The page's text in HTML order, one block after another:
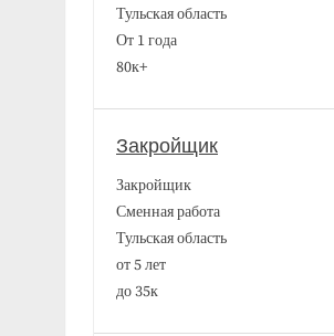
Тульская область
От 1 года
80к+
Закройщик
Закройщик
Сменная работа
Тульская область
от 5 лет
до 35к